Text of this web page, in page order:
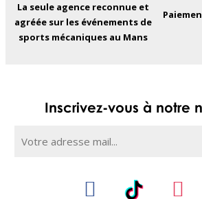
La seule agence reconnue et
agréée sur les événements de
sports mécaniques au Mans
Inscrivez-vous à notre